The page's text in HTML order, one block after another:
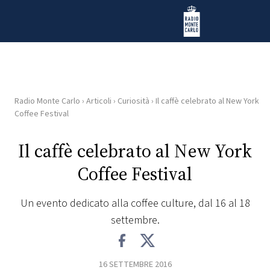
Radio Monte Carlo
HOME
RADIO
Radio Monte Carlo › Articoli › Curiosità › Il caffè celebrato al New York
Coffee Festival
Il caffè celebrato al New York
Coffee Festival
Un evento dedicato alla coffee culture, dal 16 al 18
settembre.
16 SETTEMBRE 2016